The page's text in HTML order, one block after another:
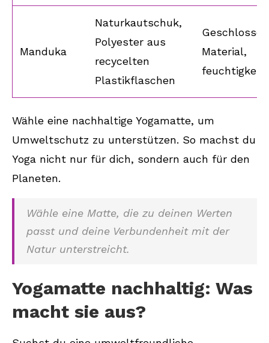
Manduka
Naturkautschuk,
Polyester aus
recycelten
Plastikflaschen
Material,
Wähle eine nachhaltige Yogamatte, um
Umweltschutz zu unterstützen. So machst du
Yoga nicht nur für dich, sondern auch für den
Planeten.
Wähle eine Matte, die zu deinen Werten
passt und deine Verbundenheit mit der
Natur unterstreicht.
Yogamatte nachhaltig: Was
macht sie aus?